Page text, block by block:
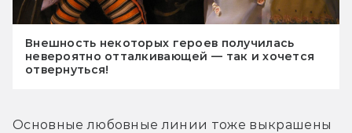
Внешность некоторых героев получилась
невероятно отталкивающей — так и хочется
отвернуться!
Основные любовные линии тоже выкрашены